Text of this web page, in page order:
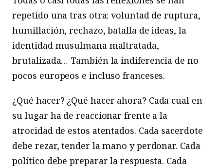
repetido una tras otra: voluntad de ruptura,
humillación, rechazo, batalla de ideas, la
identidad musulmana maltratada,
brutalizada… También la indiferencia de no
pocos europeos e incluso franceses.
¿Qué hacer? ¿Qué hacer ahora? Cada cual en
su lugar ha de reaccionar frente a la
atrocidad de estos atentados. Cada sacerdote
debe rezar, tender la mano y perdonar. Cada
político debe preparar la respuesta. Cada